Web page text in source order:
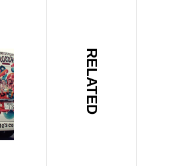
RELATED